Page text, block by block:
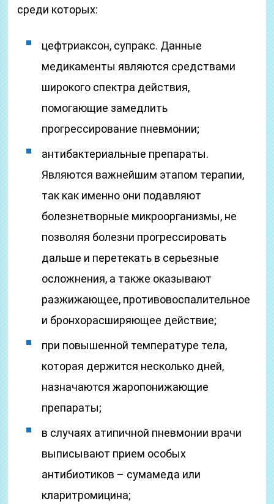
среди которых:
цефтриаксон, супракс. Данные
медикаменты являются средствами
широкого спектра действия,
помогающие замедлить
прогрессирование пневмонии;
антибактериальные препараты.
Являются важнейшим этапом терапии,
так как именно они подавляют
болезнетворные микроорганизмы, не
позволяя болезни прогрессировать
дальше и перетекать в серьезные
осложнения, а также оказывают
разжижающее, противовоспалительное
и бронхорасширяющее действие;
при повышенной температуре тела,
которая держится несколько дней,
назначаются жаропонижающие
препараты;
в случаях атипичной пневмонии врачи
выписывают прием особых
антибиотиков – сумамеда или
кларитромицина;